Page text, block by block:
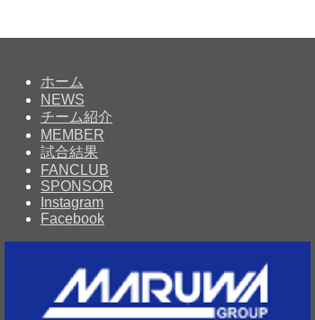
ホーム
NEWS
チーム紹介
MEMBER
試合結果
FANCLUB
SPONSOR
Instagram
Facebook